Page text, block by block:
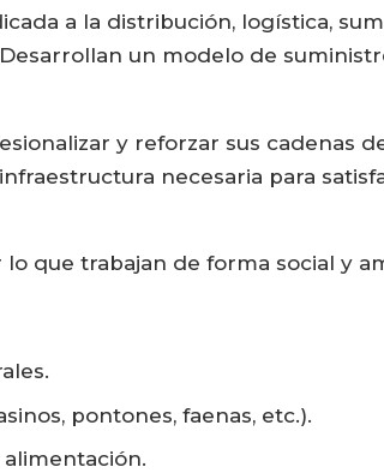
a la distribución, logística,
un modelo de
y reforzar sus cadenas
necesaria para
lo que trabajan de forma social y
pontones, faenas, etc.).
alimentación.